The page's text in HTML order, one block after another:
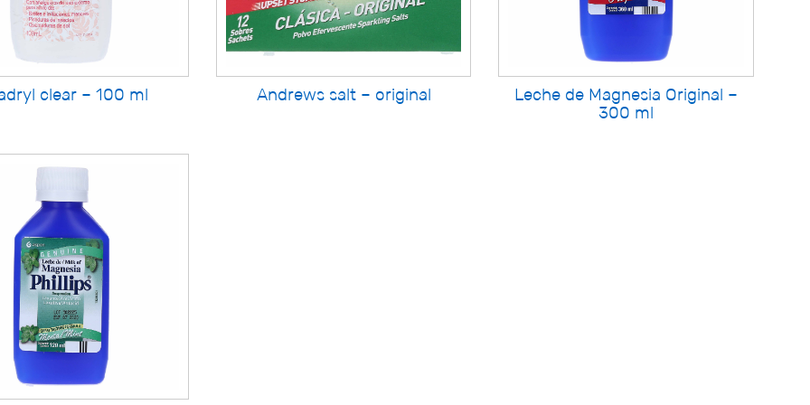
clear – 100 ml Andrews salt – original
Leche de Magnesia Original –
300 ml